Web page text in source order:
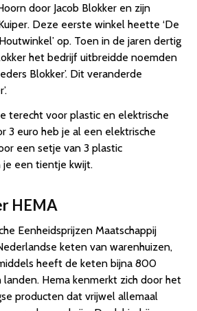
door Jacob Blokker en zijn
Deze eerste winkel heette ‘De
op. Toen in de jaren dertig
het bedrijf uitbreidde noemden
Blokker’. Dit veranderde
terecht voor plastic en elektrische
3 euro heb je al een elektrische
een setje van 3 plastic
een tientje kwijt.
HEMA
Eenheidsprijzen Maatschappij
keten van warenhuizen,
heeft de keten bijna 800
Hema kenmerkt zich door het
producten dat vrijwel allemaal